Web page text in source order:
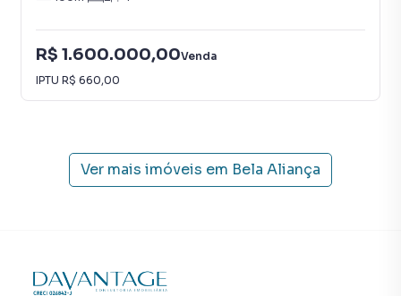
R$ 1.600.000,00Venda
IPTU R$ 660,00
Ver mais imóveis em Bela Aliança